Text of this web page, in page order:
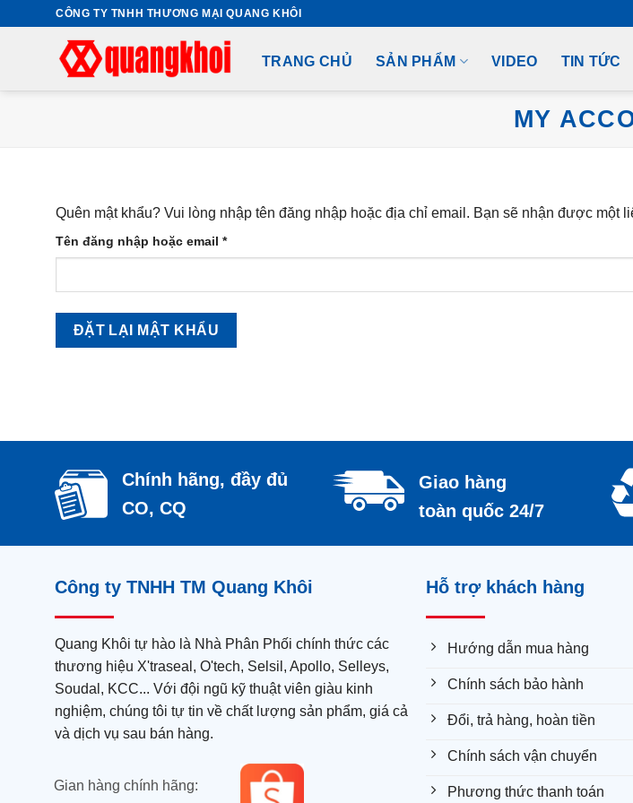
CÔNG TY TNHH THƯƠNG MẠI QUANG KHÔI
TRANG CHỦ SẢN PHẨM VIDEO TIN TỨC
MY
Quên mật khẩu? Vui lòng nhập tên đăng nhập hoặc địa chỉ email. Bạn sẽ nhận được một
Tên đăng nhập hoặc email *Bắt
buộc
ĐẶT LẠI MẬT KHẨU
Chính hãng, đầy đủ
CO, CQ
Giao hàng
toàn quốc 24/7
Công ty TNHH TM Quang Khôi
Quang Khôi tự hào là Nhà Phân Phối chính thức các
thương hiệu X'traseal, O'tech, Selsil, Apollo, Selleys,
Soudal, KCC... Với đội ngũ kỹ thuật viên giàu kinh
nghiệm, chúng tôi tự tin về chất lượng sản phẩm, giá cả
và dịch vụ sau bán hàng.
Gian hàng chính hãng:
Hỗ trợ khách hàng
Hướng dẫn mua hàng
Chính sách bảo hành
Đổi, trả hàng, hoàn tiền
Chính sách vận chuyển
Phương thức thanh toán